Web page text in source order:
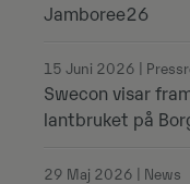
Jamboree26
15 Juni 2026 |
Swecon visar
lantbruket på
29 Maj 2026 | News